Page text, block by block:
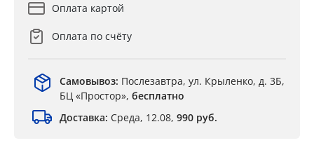
Оплата картой
Оплата по счёту
Самовывоз: Послезавтра, ул. Крыленко, д. 3Б,
БЦ «Простор», бесплатно
Доставка: Среда, 12.08, 990 руб.